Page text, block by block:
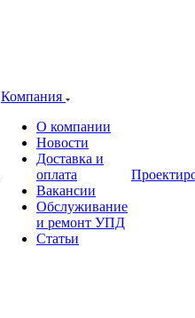
Компания
О компании
Новости
Доставка и
оплата
Вакансии
Обслуживание
и ремонт УПД
Статьи